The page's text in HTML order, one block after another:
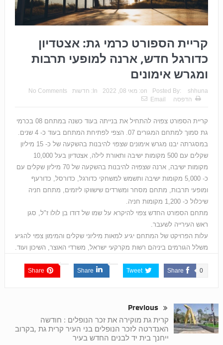
קריית הספורט כרמי גת: אצטדיון
כדורגל חדש, ארנה למופעי תרבות
ומגרש אימונים
Posted By: shhuna
on: מאי 08, 2022 In: חדשות
No Comments
הדפסה
Email
קריית הספורט צפויה להתחיל את בנייתה בעוד כשנה במתחם 08 בכרמי
גת סמוך למתחם המגורים 07. הצפי לפתיחת המתחם בעוד כ- 4 שנים.
במסגרתה יבנו מגרש אימונים שצפוי להיבנות בהשקעה של כ- 15 מיליון
שקלים עם 500 מקומות ישיבה ותאורת לילה, אצטדיון בעל 10,000
מקומות ישיבה, ארנה שצפויה להיבנות בהשקעה של 70 מיליון שקלים עם
כ- 5,000 מקומות ישיבה ותשמש למשחקי כדורגל, כדורסל, כדורעף
ומופעי תרבות, מתחם מסחר ומשרדים שישווקו ליזמים, מתחם חניה
שיכלול כ- 1,200 מקומות חניה.
מתחם הספורט החדש צפוי להיקרא על שמו של דודו בן לולו ז"ל, סגן
ראש העירייה לשעבר.
עלות הפרויקט של המתחם יגיע למאות מיליוני שקלים והמימון צפוי להגיע
משלל הגורמים ביניהם רשות מקרקעי ישראל, משרדי האוצר, השיכון ועוד.
Share 0
Tweet
Share
Share
Previous
קרית גת מוקירה את זכר הנופלים : חודשה
האנדרטה לזכר הנופלים בני העיר קרית גת ,בקרוב
ייחנך בית יד לבנים החדש בעיר